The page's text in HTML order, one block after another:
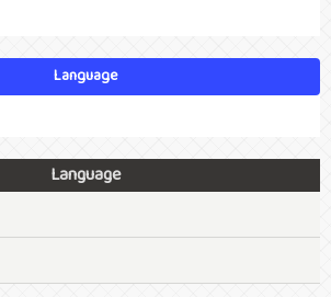
Language
Language